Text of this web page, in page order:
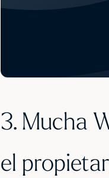
3. Mucha
el